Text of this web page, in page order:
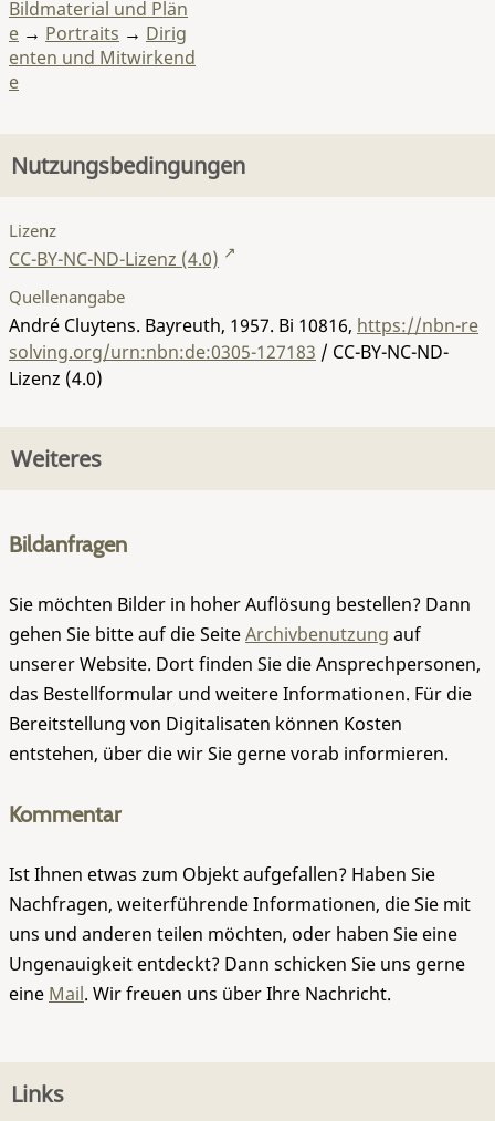
Bildmaterial und Plän
e → Portraits → Dirig
enten und Mitwirkend
e
Nutzungsbedingungen
Lizenz
CC-BY-NC-ND-Lizenz (4.0)
Quellenangabe
André Cluytens. Bayreuth, 1957. Bi 10816, https://nbn-re
solving.org/urn:nbn:de:0305-127183 / CC-BY-NC-ND-
Lizenz (4.0)
Weiteres
Bildanfragen
Sie möchten Bilder in hoher Auflösung bestellen? Dann
gehen Sie bitte auf die SeiteArchivbenutzung auf
unserer Website. Dort finden Sie die Ansprechpersonen,
das Bestellformular und weitere Informationen. Für die
Bereitstellung von Digitalisaten können Kosten
entstehen, über die wir Sie gerne vorab informieren.
Kommentar
Ist Ihnen etwas zum Objekt aufgefallen? Haben Sie
Nachfragen, weiterführende Informationen, die Sie mit
uns und anderen teilen möchten, oder haben Sie eine
Ungenauigkeit entdeckt? Dann schicken Sie uns gerne
eine Mail. Wir freuen uns über Ihre Nachricht.
Links